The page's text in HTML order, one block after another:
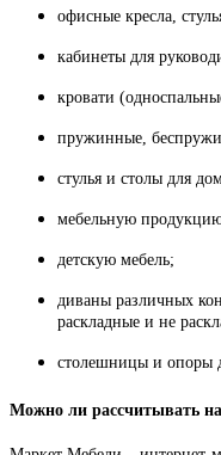
офисные кресла,
кабинеты для
кровати
пружинные,
стулья и столы для
мебельную
детскую мебель;
диваны различных
раскладные и не
столешницы и опоры
Можно ли рассчитывать